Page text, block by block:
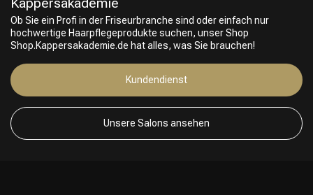
Ob Sie ein Profi in der Friseurbranche sind oder einfach nur
hochwertige Haarpflegeprodukte suchen, unser Shop
Shop.Kappersakademie.de hat alles, was Sie brauchen!
Kundendienst
Unsere Salons ansehen